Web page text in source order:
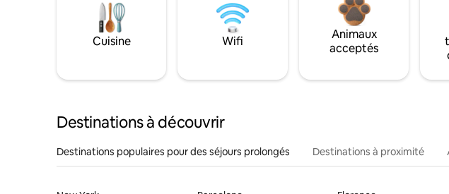
Cuisine Wifi
Animaux
acceptés
Destinations à découvrir
Destinations populaires pour des séjours prolongés Destinations à proximité